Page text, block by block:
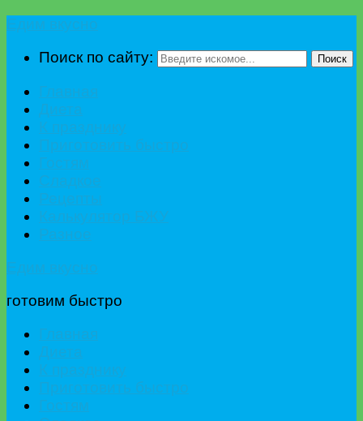
Поиск по сайту:
Поиск
готовим быстро